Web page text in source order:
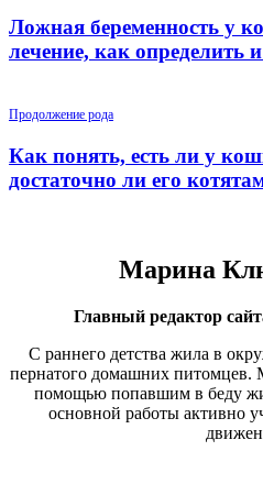
Ложная беременность у
лечение, как определить
Продолжение рода
Как понять, есть ли у
достаточно ли его
Марина
Главный редактор
С раннего детства жила в
пернатого домашних питомцев.
помощью попавшим в беду
основной работы активно